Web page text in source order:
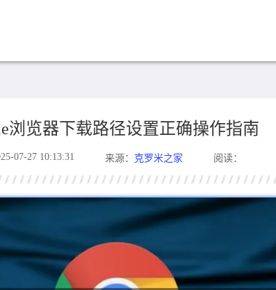
浏览器下载路径设置正确操作指南
07-27 10:13:31 来源： 克罗米之家 阅读：